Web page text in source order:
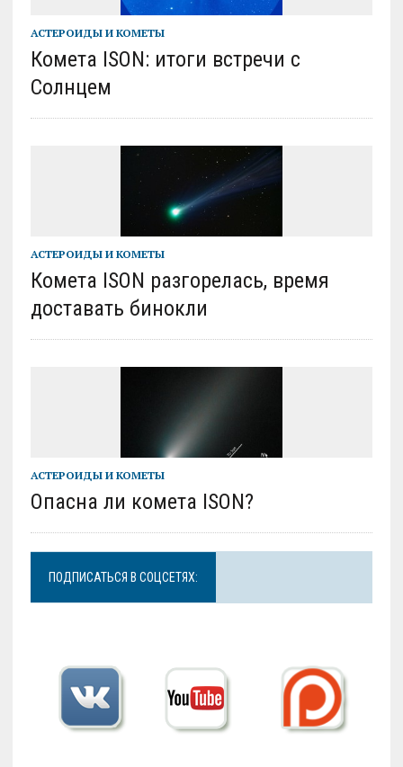
АСТЕРОИДЫ И КОМЕТЫ
Комета ISON: итоги встречи с
Солнцем
АСТЕРОИДЫ И КОМЕТЫ
Комета ISON разгорелась, время
доставать бинокли
АСТЕРОИДЫ И КОМЕТЫ
Опасна ли комета ISON?
ПОДПИСАТЬСЯ В СОЦСЕТЯХ: